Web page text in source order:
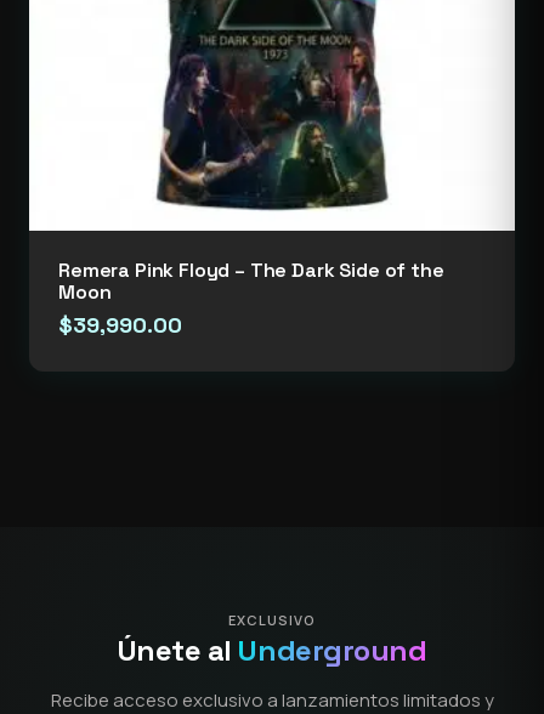
Remera Pink Floyd – The Dark Side of the
Moon
$39,990.00
EXCLUSIVO
Únete al Underground
Recibe acceso exclusivo a lanzamientos limitados y